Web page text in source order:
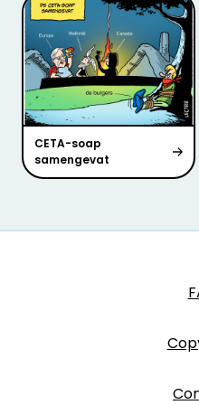
CETA-soap
samengevat